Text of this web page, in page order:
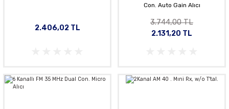
2.406,02 TL
Con. Auto Gain Alıcı
3.744,00 TL
2.131,20 TL